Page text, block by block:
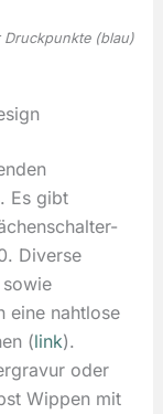
Druckpunkte (blau)
Es gibt
Diverse
eine nahtlose
(link).
oder
Wippen mit